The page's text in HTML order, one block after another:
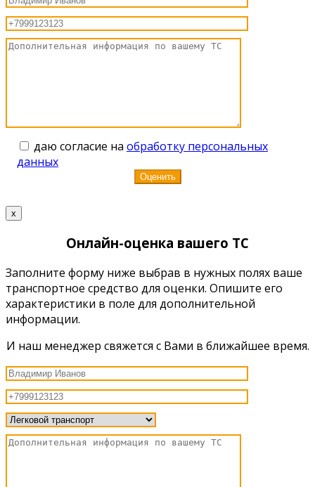
даю согласие на обработку персональных
данных
x
Онлайн-оценка вашего ТС
Заполните форму ниже выбрав в нужных полях ваше
транспортное средство для оценки. Опишите его
характеристики в поле для дополнительной
информации.
И наш менеджер свяжется с Вами в ближайшее время.